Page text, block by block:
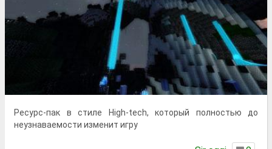
Ресурс-пак в стиле High-tech, который полностью до
неузнаваемости изменит игру